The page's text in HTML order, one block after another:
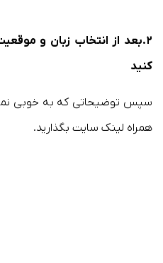
۲.بعد از انتخاب زبان و
کنید
سپس توضیحاتی که به خوبی
همراه لینک سایت بگذارید.